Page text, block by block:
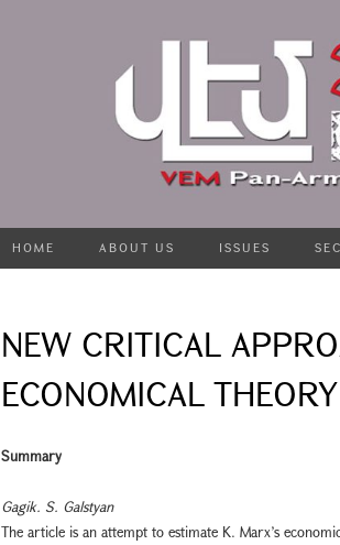
HOME ABOUT US ISSUES
NEW CRITICAL
ECONOMICAL
Summary
Gagik. S. Galstyan
The article is an attempt to estimate K. Marx’s